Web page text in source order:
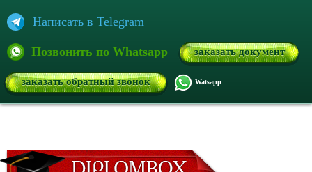
Написать в Telegram
Позвонить по Whatsapp заказать документ
заказать обратный звонок Watsapp